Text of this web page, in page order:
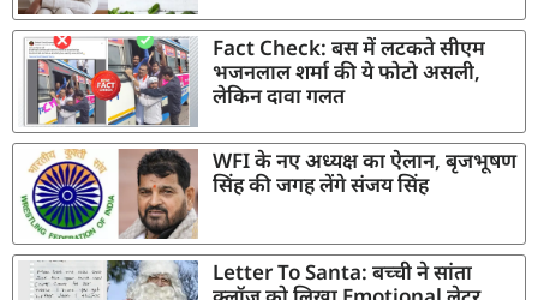
Fact Check: बस में लटकते सीएम
भजनलाल शर्मा की ये फोटो असली,
लेकिन दावा गलत
WFI के नए अध्यक्ष का ऐलान, बृजभूषण
सिंह की जगह लेंगे संजय सिंह
Letter To Santa: बच्ची ने सांता